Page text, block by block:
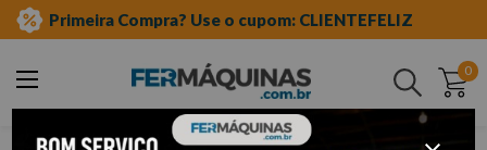
Primeira Compra? Use o cupom: CLIENTEFELIZ
0
Buscar